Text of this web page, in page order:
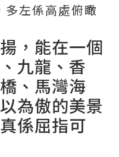
多左係高處俯瞰
，能在一個
九龍、香
、馬灣海
為傲的美景
係屈指可